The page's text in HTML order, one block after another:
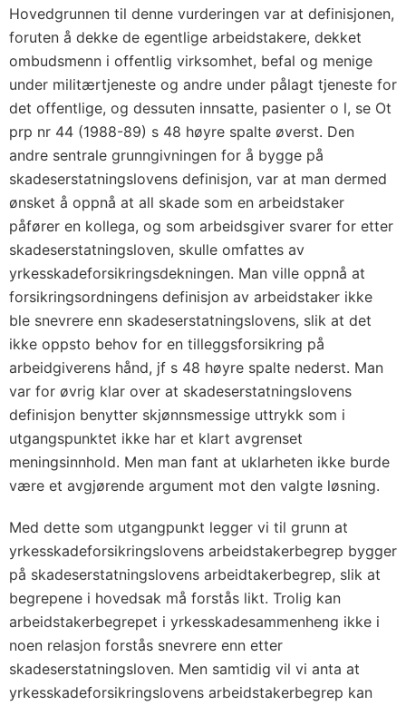
Hovedgrunnen til denne vurderingen var at definisjonen,
foruten å dekke de egentlige arbeidstakere, dekket
ombudsmenn i offentlig virksomhet, befal og menige
under militærtjeneste og andre under pålagt tjeneste for
det offentlige, og dessuten innsatte, pasienter o l, se Ot
prp nr 44 (1988-89) s 48 høyre spalte øverst. Den
andre sentrale grunngivningen for å bygge på
skadeserstatningslovens definisjon, var at man dermed
ønsket å oppnå at all skade som en arbeidstaker
påfører en kollega, og som arbeidsgiver svarer for etter
skadeserstatningsloven, skulle omfattes av
yrkesskadeforsikringsdekningen. Man ville oppnå at
forsikringsordningens definisjon av arbeidstaker ikke
ble snevrere enn skadeserstatningslovens, slik at det
ikke oppsto behov for en tilleggsforsikring på
arbeidgiverens hånd, jf s 48 høyre spalte nederst. Man
var for øvrig klar over at skadeserstatningslovens
definisjon benytter skjønnsmessige uttrykk som i
utgangspunktet ikke har et klart avgrenset
meningsinnhold. Men man fant at uklarheten ikke burde
være et avgjørende argument mot den valgte løsning.
Med dette som utgangpunkt legger vi til grunn at
yrkesskadeforsikringslovens arbeidstakerbegrep bygger
på skadeserstatningslovens arbeidtakerbegrep, slik at
begrepene i hovedsak må forstås likt. Trolig kan
arbeidstakerbegrepet i yrkesskadesammenheng ikke i
noen relasjon forstås snevrere enn etter
skadeserstatningsloven. Men samtidig vil vi anta at
yrkesskadeforsikringslovens arbeidstakerbegrep kan